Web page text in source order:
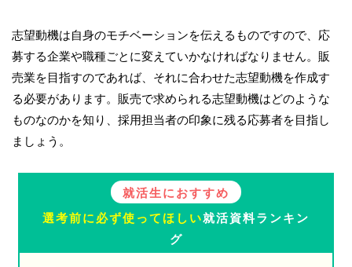
志望動機は自身のモチベーションを伝えるものですので、応
募する企業や職種ごとに変えていかなければなりません。販
売業を目指すのであれば、それに合わせた志望動機を作成す
る必要があります。販売で求められる志望動機はどのような
ものなのかを知り、採用担当者の印象に残る応募者を目指し
ましょう。
就活生におすすめ
選考前に必ず使ってほしい就活資料ランキン
グ